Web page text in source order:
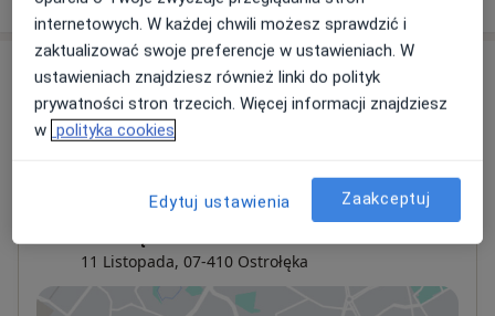
Adresy (2)
Adres 1 Adres 2
Centeum Medyczne NZOZ Estedent w
11 Listopada, 07-410 Ostrołęka
internetowych. W każdej chwili możesz sprawdzić i
zaktualizować swoje preferencje w ustawieniach. W
ustawieniach znajdziesz również linki do polityk
prywatności stron trzecich. Więcej informacji znajdziesz
w polityka cookies
Edytuj ustawienia Zaakceptuj